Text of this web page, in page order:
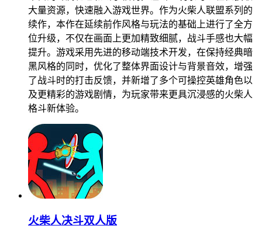
大量资源，快速融入游戏世界。作为火柴人联盟系列的
续作，本作在延续前作风格与玩法的基础上进行了全方
位升级，不仅在画面上更加精致细腻，战斗手感也大幅
提升。游戏采用先进的移动端技术开发，在保持经典暗
黑风格的同时，优化了整体界面设计与背景音效，增强
了战斗时的打击反馈，并新增了多个可操控英雄角色以
及更精彩的游戏剧情，为玩家带来更具沉浸感的火柴人
格斗新体验。
火柴人决斗双人版